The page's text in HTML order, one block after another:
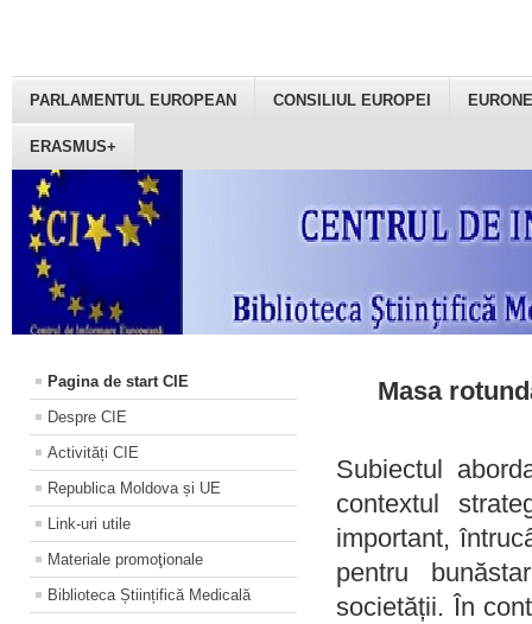
PARLAMENTUL EUROPEAN CONSILIUL EUROPEI
ERASMUS+
Pagina de start CIE
Despre CIE
Activități CIE
Republica Moldova și UE
Link-uri utile
Materiale promoţionale
Biblioteca Științifică Medicală
Masa
Subiectul
contextul
important,
pentru
societății. În